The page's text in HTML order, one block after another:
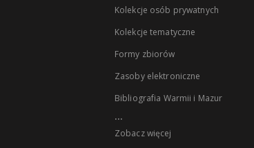
Kolekcje osób prywatnych
Kolekcje tematyczne
Formy zbiorów
Zasoby elektroniczne
Bibliografia Warmii i Mazur
...
Zobacz więcej